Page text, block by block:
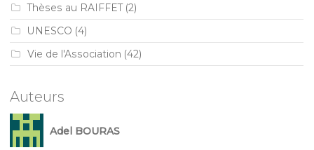
Thèses au RAIFFET(2)
UNESCO (4)
Vie de l'Association (42)
Auteurs
Adel BOURAS